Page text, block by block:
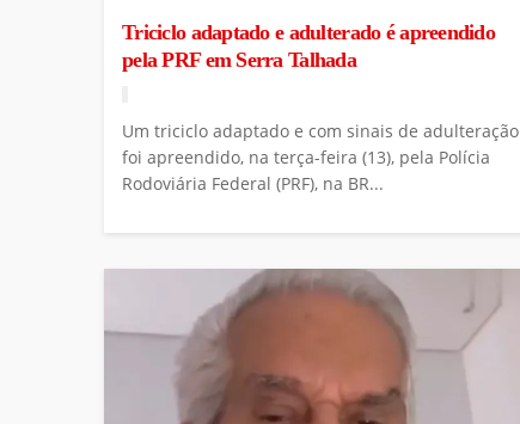
Triciclo adaptado e adulterado é apreendido
pela PRF em Serra Talhada
Um triciclo adaptado e com sinais de adulteração
foi apreendido, na terça-feira (13), pela Polícia
Rodoviária Federal (PRF), na BR...